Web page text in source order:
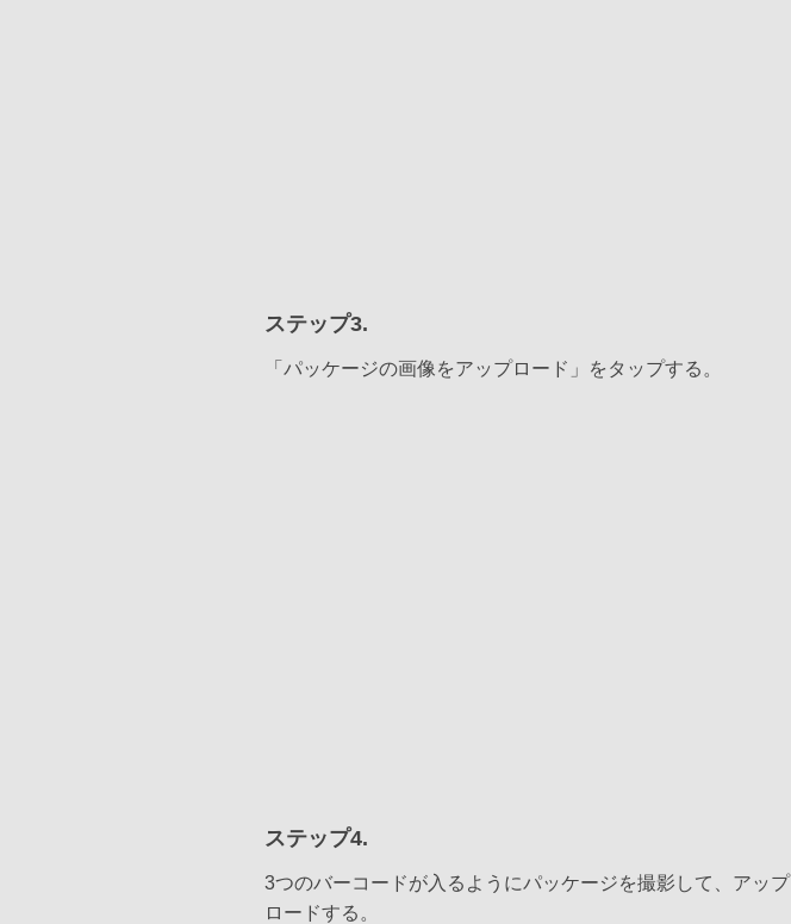
ステップ3.
「パッケージの画像をアップロード」をタップする。
ステップ4.
3つのバーコードが入るようにパッケージを撮影して、アップ
ロードする。